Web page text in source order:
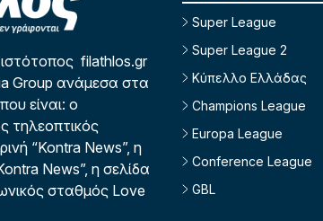
filathlos.gr
Group ανάμεσα στα
είναι: ο
τηλεοπτικός
“Kontra News”, η
News”, η σελίδα
σταθμός Love
Super League
Super League 2
Κύπελλο Ελλάδας
Champions League
Europa League
Conference League
GBL